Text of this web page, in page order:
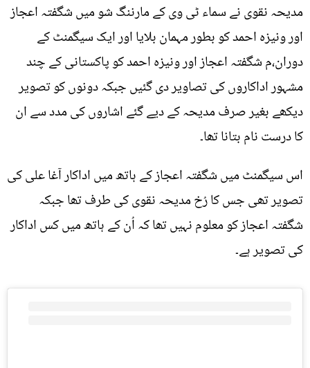
مدیحہ نقوی نے سماء ٹی وی کے مارننگ شو میں شگفتہ اعجاز
اور ونیزہ احمد کو بطور مہمان بلایا اور ایک سیگمنٹ کے
دوران،م شگفتہ اعجاز اور ونیزہ احمد کو پاکستانی کے چند
مشہور اداکاروں کی تصاویر دی گئیں جبکہ دونوں کو تصویر
دیکھے بغیر صرف مدیحہ کے دیے گئے اشاروں کی مدد سے ان
کا درست نام بتانا تھا۔
اس سیگمنٹ میں شگفتہ اعجاز کے ہاتھ میں اداکار آغا علی کی
تصویر تھی جس کا رُخ مدیحہ نقوی کی طرف تھا جبکہ
شگفتہ اعجاز کو معلوم نہیں تھا کہ اُن کے ہاتھ میں کس اداکار
کی تصویر ہے۔